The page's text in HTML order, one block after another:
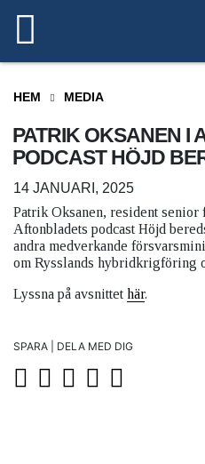
HEM MEDIA
PATRIK OKSANEN I
PODCAST HÖJD
14 JANUARI, 2025
Patrik Oksanen, resident
Aftonbladets podcast Höjd
andra medverkande
om Rysslands hybridkrigföring
Lyssna på avsnittet här.
SPARA | DELA MED DIG